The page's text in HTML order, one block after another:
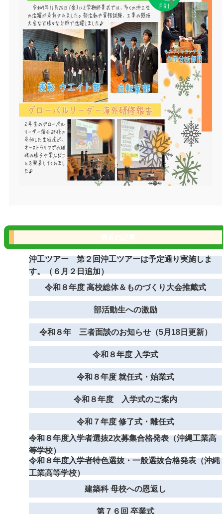
沖工ツアー 第２回沖工ツアーは予定通り実施しま
す。（６月２日追加）
令和８年度 高校総体＆ものづくり大会推戴式
部活動生への激励
令和８年 三者面談のお知らせ（5月18日更新）
令和８年度 入学式
令和８年度 就任式・始業式
令和８年度 入学式のご案内
令和７年度 修了式・離任式
令和８年度入学者選抜2次募集合格発表（沖縄工業高
等学校）
令和８年度入学者特色選抜・一般選抜合格発表（沖縄
工業高等学校）
建築科 母校への恩返し
第７６回 卒業式